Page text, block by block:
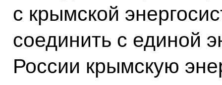
с крымской
соединить с единой
России крымскую